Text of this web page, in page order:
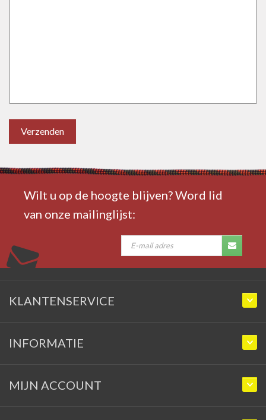
Verzenden
Wilt u op de hoogte blijven? Word lid
van onze mailinglijst:
KLANTENSERVICE
INFORMATIE
MIJN ACCOUNT